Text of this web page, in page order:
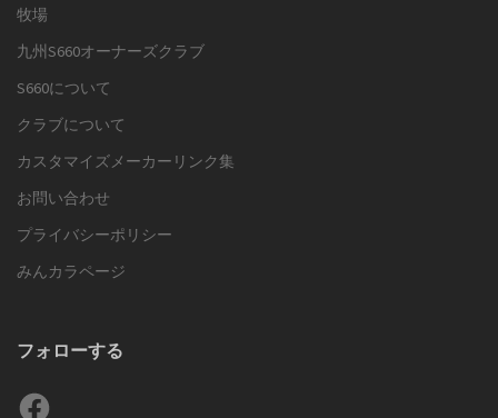
牧場
九州S660オーナーズクラブ
S660について
クラブについて
カスタマイズメーカーリンク集
お問い合わせ
プライバシーポリシー
みんカラページ
フォローする
Facebook